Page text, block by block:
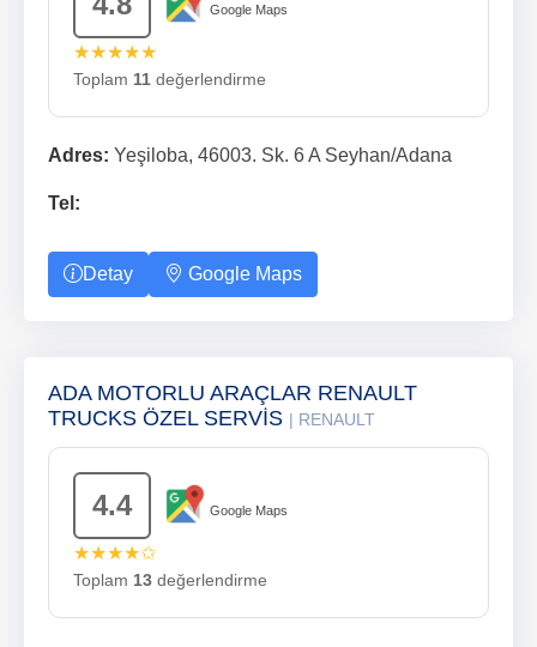
Google Maps
★★★★★
Toplam 11 değerlendirme
Adres: Yeşiloba, 46003. Sk. 6 A Seyhan/Adana
Tel:
Detay Google Maps
ADA MOTORLU ARAÇLAR RENAULT
TRUCKS ÖZEL SERVİS | RENAULT
4.4 Google Maps
★★★★✩
Toplam 13 değerlendirme